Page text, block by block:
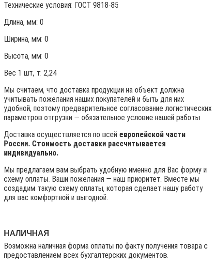
Технические условия: ГОСТ 9818-85
Длина, мм: 0
Ширина, мм: 0
Высота, мм: 0
Вес 1 шт, т: 2,24
Мы считаем, что доставка продукции на объект должна
учитывать пожелания наших покупателей и быть для них
удобной, поэтому предварительное согласование логистических
параметров отгрузки — обязательное условие нашей работы
Доставка осуществляется по всей европейской части
России. Стоимость доставки рассчитывается
индивидуально.
Мы предлагаем вам выбрать удобную именно для Вас форму и
схему оплаты. Ваши пожелания — наш приоритет. Вместе мы
создадим такую схему оплаты, которая сделает нашу работу
для вас комфортной и выгодной.
НАЛИЧНАЯ
Возможна наличная форма оплаты по факту получения товара с
предоставлением всех бухгалтерских документов.